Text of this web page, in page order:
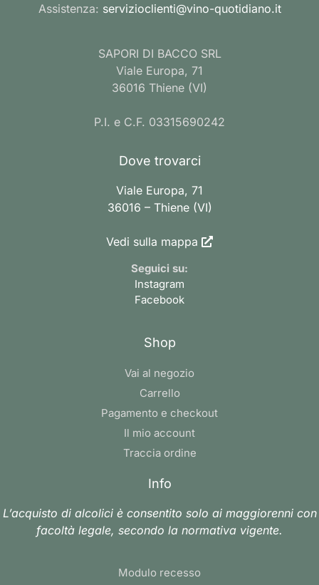
Assistenza: servizioclienti@vino-quotidiano.it
SAPORI DI BACCO SRL
Viale Europa, 71
36016 Thiene (VI)
P.I. e C.F. 03315690242
Dove trovarci
Viale Europa, 71
36016 – Thiene (VI)
Vedi sulla mappa
Seguici su:
Instagram
Facebook
Shop
Vai al negozio
Carrello
Pagamento e checkout
Il mio account
Traccia ordine
Info
L’acquisto di alcolici è consentito solo ai maggiorenni con
facoltà legale, secondo la normativa vigente.
Modulo recesso